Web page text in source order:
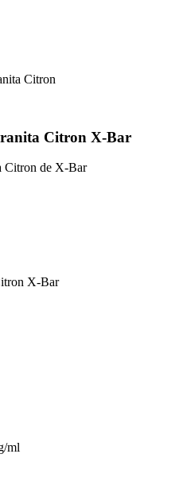
Citron
Citron X-Bar
X-Bar
ml